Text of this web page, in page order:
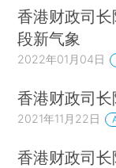
香港财政司
段新气象
2022年01月04日
香港财政司
2021年11月22日
香港财政司